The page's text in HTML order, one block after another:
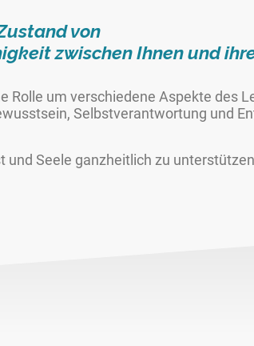
von
zwischen Ihnen und
Rolle um verschiedene Aspekte des
Selbstverantwortung und
und Seele ganzheitlich zu